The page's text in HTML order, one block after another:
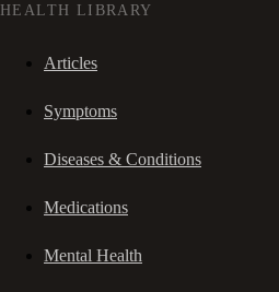
HEALTH LIBRARY
Articles
Symptoms
Diseases & Conditions
Medications
Mental Health